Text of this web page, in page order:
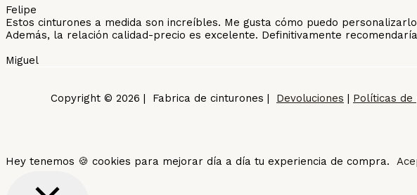
Felipe
Estos cinturones a medida son increíbles. Me gusta cómo puedo
Además, la relación calidad-precio es excelente. Definitivamente
Miguel
Copyright © 2026 | Fabrica de cinturones | Devoluciones | Políticas de
Hey tenemos 🍪 cookies para mejorar día a día tu experiencia de compra.